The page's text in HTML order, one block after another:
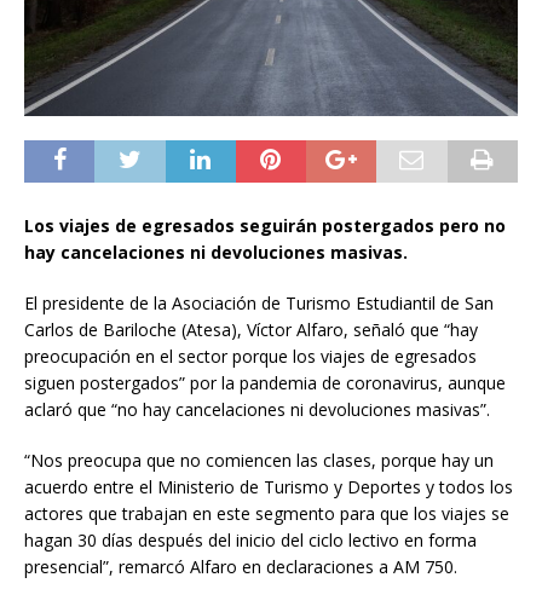
Los viajes de egresados seguirán postergados pero no
hay cancelaciones ni devoluciones masivas.
El presidente de la Asociación de Turismo Estudiantil de San
Carlos de Bariloche (Atesa), Víctor Alfaro, señaló que “hay
preocupación en el sector porque los viajes de egresados
siguen postergados” por la pandemia de coronavirus, aunque
aclaró que “no hay cancelaciones ni devoluciones masivas”.
“Nos preocupa que no comiencen las clases, porque hay un
acuerdo entre el Ministerio de Turismo y Deportes y todos los
actores que trabajan en este segmento para que los viajes se
hagan 30 días después del inicio del ciclo lectivo en forma
presencial”, remarcó Alfaro en declaraciones a AM 750.